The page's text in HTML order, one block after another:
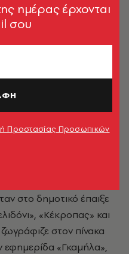
στο δημοτικό έπαιξε
«Κέκροπας» και
στον πίνακα
«Γκαμήλα»,
ημέρας έρχονται
σου
Προστασίας Προσωπικών